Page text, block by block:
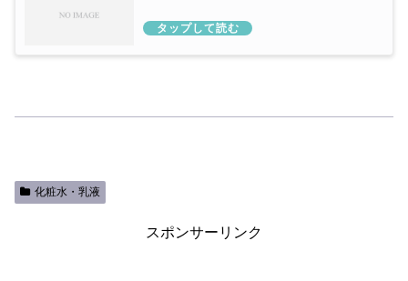
化粧水・乳液
スポンサーリンク